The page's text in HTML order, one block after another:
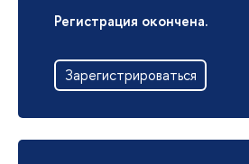
Регистрация окончена.
Зарегистрироваться